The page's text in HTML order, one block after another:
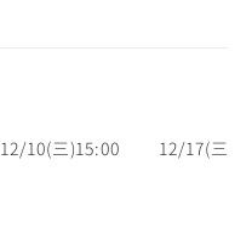
12/10(三)15:00 12/17(三)